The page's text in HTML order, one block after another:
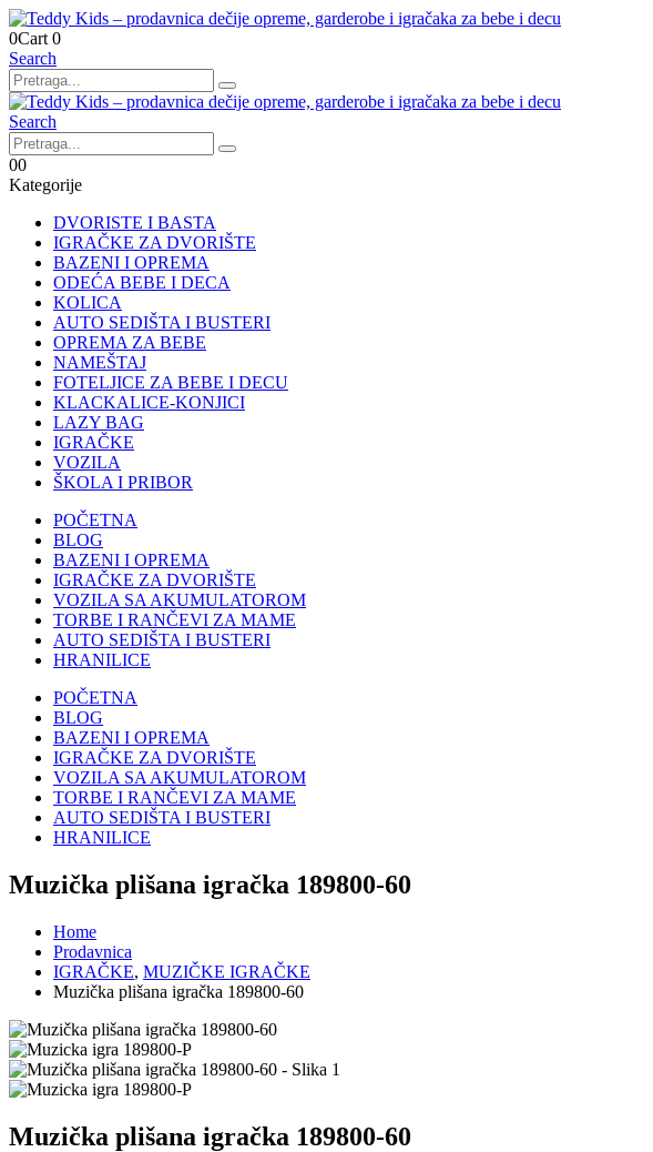
0Cart 0
Search
Search
00
Kategorije
DVORISTE I BASTA
IGRAČKE ZA DVORIŠTE
BAZENI I OPREMA
ODEĆA BEBE I DECA
KOLICA
AUTO SEDIŠTA I BUSTERI
OPREMA ZA BEBE
NAMEŠTAJ
FOTELJICE ZA BEBE I DECU
KLACKALICE-KONJICI
LAZY BAG
IGRAČKE
VOZILA
ŠKOLA I PRIBOR
POČETNA
BLOG
BAZENI I OPREMA
IGRAČKE ZA DVORIŠTE
VOZILA SA AKUMULATOROM
TORBE I RANČEVI ZA MAME
AUTO SEDIŠTA I BUSTERI
HRANILICE
POČETNA
BLOG
BAZENI I OPREMA
IGRAČKE ZA DVORIŠTE
VOZILA SA AKUMULATOROM
TORBE I RANČEVI ZA MAME
AUTO SEDIŠTA I BUSTERI
HRANILICE
Muzička plišana igračka 189800-60
Home
Prodavnica
IGRAČKE, MUZIČKE IGRAČKE
Muzička plišana igračka 189800-60
Muzička plišana igračka 189800-60